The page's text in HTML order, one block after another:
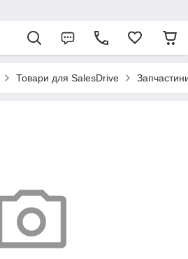
Товари для SalesDrive